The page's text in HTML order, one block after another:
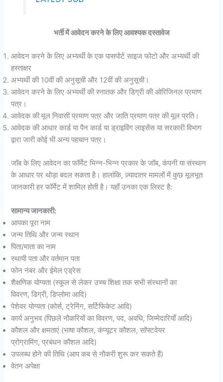
भर्ती में आवेदन करने के लिए आवश्यक दस्तावेज
आवेदन करने के लिए अभ्यर्थी के एक पासपोर्ट साइज फोटो और अभ्यर्थी की
हस्ताक्षर
अभ्यर्थी की 10वीं की अनुसूची और 12वीं की अनुसूची।
आवेदन करने के लिए अभ्यर्थी की स्नातक और डिग्री की ओरिजिनल प्रमाण
पत्र।
आवेदक की मूल निवासी प्रमाण पत्र और जाति प्रमाण पत्र की मूल प्रति।
आवेदक की आधार कार्ड या पैन कार्ड या ड्राइविंग लाइसेंस या सरकारी विभाग
द्वारा जारी कोई भी अन्य पहचान पत्र।
जॉब के लिए आवेदन का फॉर्मेट भिन्न-भिन्न प्रकार के जॉब, कंपनी या संस्थान
के आधार पर थोड़ा बदल सकता है। हालांकि, ज़्यादातर मामलों में कुछ मूलभूत
जानकारी हर फॉर्मेट में शामिल होती है। यहाँ उनका एक लिस्ट है:
सामान्य जानकारी:
आपका पूरा नाम
जन्म तिथि और जन्म स्थान
पिता/माता का नाम
स्थायी पता और वर्तमान पता
फोन नंबर और ईमेल एड्रेस
शैक्षणिक योग्यता (स्कूल से लेकर उच्च शिक्षा तक सभी संस्थानों का
विवरण, डिग्री, डिप्लोमा आदि)
पेशेवर योग्यता (कोर्स, ट्रेनिंग, सर्टिफिकेट आदि)
कार्य अनुभव (पिछले नौकरियों का विवरण, पद, अवधि, जिम्मेदारियाँ आदि)
कौशल और क्षमताएं (भाषा कौशल, कंप्यूटर कौशल, सॉफ्टवेयर
प्रोग्रामिंग, प्रबंधन कौशल आदि)
उपलब्ध होने की तिथि (आप कब से नौकरी शुरू कर सकते हैं)
वेतन अपेक्षा